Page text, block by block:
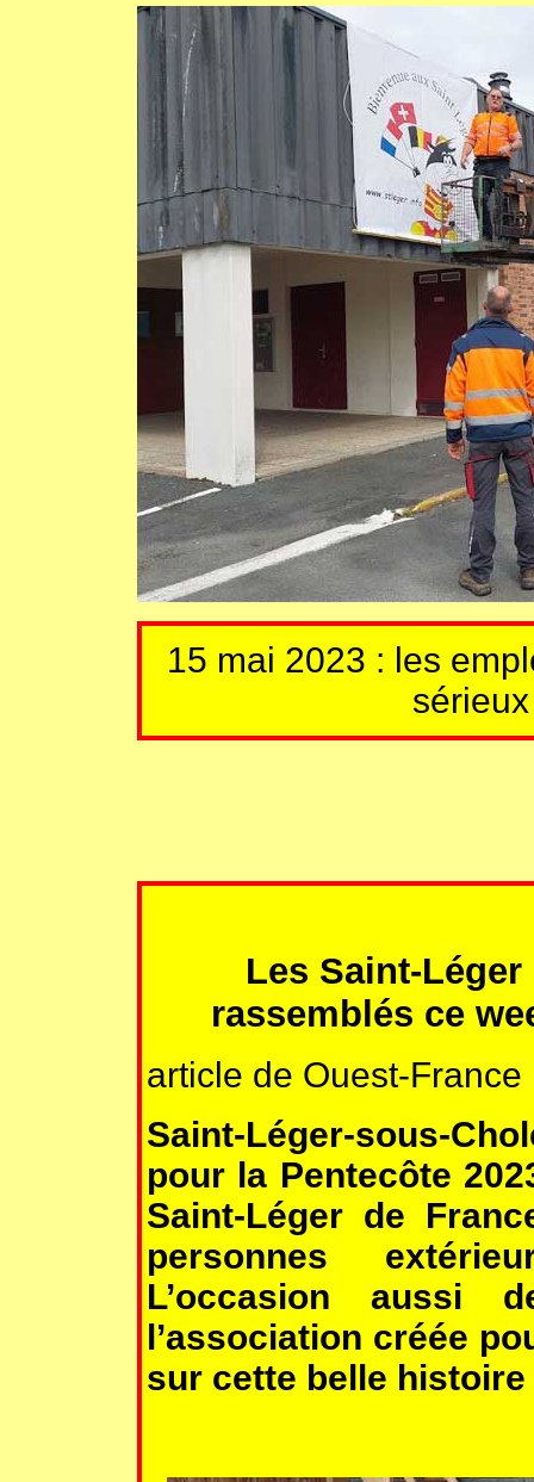
15 mai 2023 : les
Les Saint-
rassemblés ce
article de Ouest-
Saint-Léger-sous-
pour la Pentecôte
Saint-Léger de
personnes
L’occasion
l’association créée
sur cette belle histoire